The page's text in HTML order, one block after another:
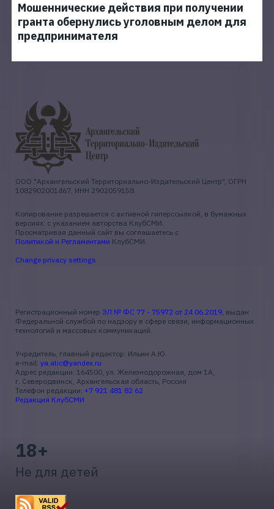
Мошеннические действия при получении
гранта обернулись уголовным делом для
предпринимателя
ООО "Архангельский Территориально-Издательский Центр", ОГРН
1082902001467, ИНН 2902059158.
Копирование разрешается с активной гиперссылкой, в бумажных
версиях: с указанием авторства КлубСМИ.
Просматривая данный сайт вы соглашаетесь с
Политикой и Регламентами КлубСМИ.
Change privacy settings
Регистрационный номер ЭЛ № ФС 77 - 75972 от 24.06.2019, выдан
Федеральной службой по надзору в сфере связи, информационных
технологий и массовых коммуникаций.
Учредитель, главный редактор: Ильин А.Ю.
e-mail: ya.atic@yandex.ru
Адрес редакции: 164500, ул. Железнодорожная, дом 1А,
г. Северодвинск, Архангельская область, Россия
Телефон редакции: +7 921 481 82 62
Редакция КлубСМИ
18+
Не для детей